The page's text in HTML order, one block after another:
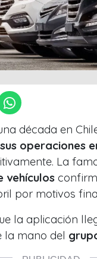
década en
operaciones
La
vehículos
por motivos
la aplicación
la mano del